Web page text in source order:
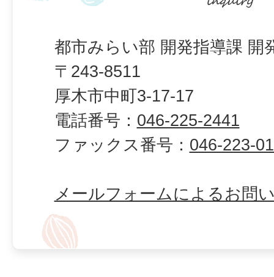
都市みらい部 開発指導課 開
〒243-8511
厚木市中町3-17-17
電話番号： 046-225-2441
ファックス番号： 046-223-
メールフォームによるお問